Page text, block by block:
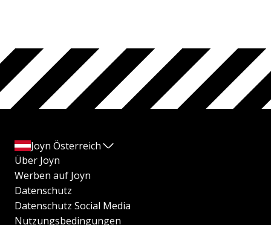
Joyn Österreich
Über Joyn
Werben auf Joyn
Datenschutz
Datenschutz Social Media
Nutzungsbedingungen